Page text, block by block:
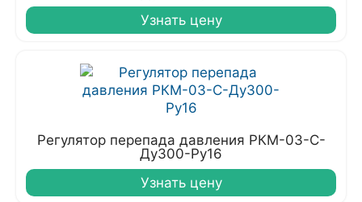
Узнать цену
Регулятор перепада давления РКМ-03-С-
Ду300-Ру16
Узнать цену